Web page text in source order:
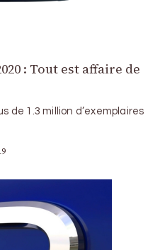
: Tout est affaire de
de 1.3 million d’exemplaires